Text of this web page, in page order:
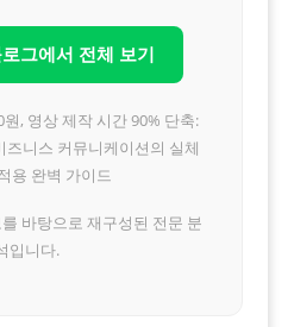
그에서 전체 보기
, 영상 제작 시간 90% 단축:
즈니스 커뮤니케이션의 실체
용 완벽 가이드
바탕으로 재구성된 전문 분
입니다.